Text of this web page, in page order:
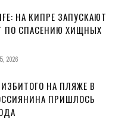
НА КИПРЕ ЗАПУСКАЮТ
ПО СПАСЕНИЮ ХИЩНЫХ
2026
НА ПЛЯЖЕ В
ПРИШЛОСЬ